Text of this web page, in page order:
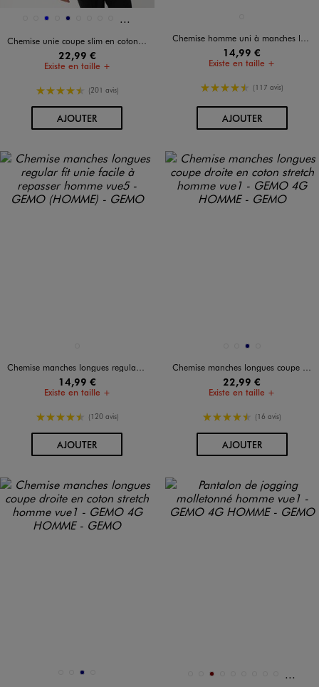
Disponible en 11 coloris
BLANC STANDARD
BLEU KAKI STANDARD
MARINE
Chemise unie coupe slim en coton stretch homme
22,99 €
Existe en taille +
4.5/5 de moyenne
(201 avis)
AJOUTERAU PANIER
Chemise homme uni à manches longues - Repassage facile
14,99 €
Existe en taille +
4.5/5 de moyenne
(117 avis)
AJOUTERAU PANIER
Chemise manches longues regular fit unie facile à repasser homme
14,99 €
Existe en taille +
4.5/5 de moyenne
(120 avis)
AJOUTERAU PANIER
Disponible en 4 coloris
BLANC STANDARD
BLEU CLAIR
MARINE
Chemise manches longues coupe droite en coton stretch homme
22,99 €
Existe en taille +
4.5/5 de moyenne
(16 avis)
AJOUTERAU PANIER
Disponible en 4 coloris
BLANC STANDARD
BLEU CLAIR
MARINE Disponible en 13 coloris
BLANC CHINE
BLEU/NAVY
BORDEAUX Et 4